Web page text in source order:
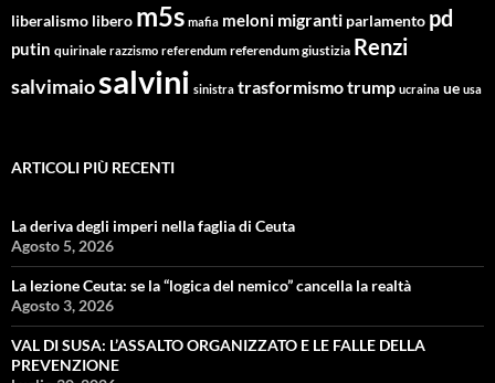
liberalismo libero m5s mafia meloni migranti parlamento pd
putin quirinale razzismo referendum referendum giustizia Renzi
salvimaiosalvini sinistra trasformismotrump ucraina ue usa
ARTICOLI PIÙ RECENTI
La deriva degli imperi nella faglia di Ceuta
Agosto 5, 2026
La lezione Ceuta: se la “logica del nemico” cancella la realtà
Agosto 3, 2026
VAL DI SUSA: L’ASSALTO ORGANIZZATO E LE FALLE DELLA
PREVENZIONE